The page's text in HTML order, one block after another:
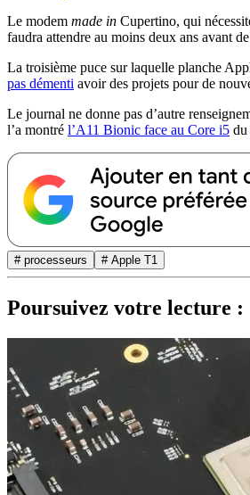
Le modem made in Cupertino, qui
faudra attendre au moins deux ans avant
La troisième puce sur laquelle planche
pas démenti avoir des projets pour de
Le journal ne donne pas d’autre
l’a montré l’A11 Bionic face au Core i5 du
# processeurs # Apple T1
Poursuivez votre lecture :